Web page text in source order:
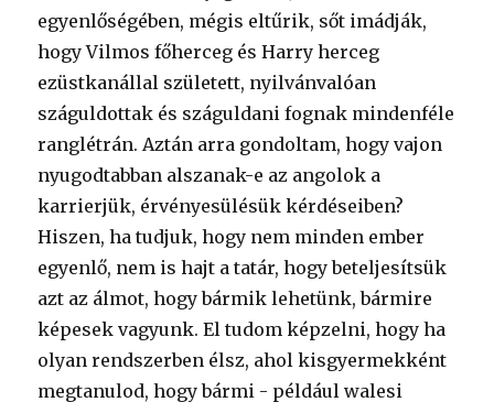
egyenlőségében, mégis eltűrik, sőt imádják,
hogy Vilmos főherceg és Harry herceg
ezüstkanállal született, nyilvánvalóan
száguldottak és száguldani fognak mindenféle
ranglétrán. Aztán arra gondoltam, hogy vajon
nyugodtabban alszanak-e az angolok a
karrierjük, érvényesülésük kérdéseiben?
Hiszen, ha tudjuk, hogy nem minden ember
egyenlő, nem is hajt a tatár, hogy beteljesítsük
azt az álmot, hogy bármik lehetünk, bármire
képesek vagyunk. El tudom képzelni, hogy ha
olyan rendszerben élsz, ahol kisgyermekként
megtanulod, hogy bármi - például walesi